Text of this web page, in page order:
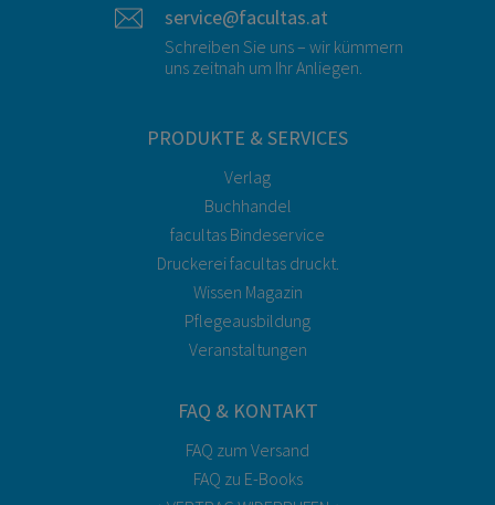
service@facultas.at
Schreiben Sie uns – wir kümmern
uns zeitnah um Ihr Anliegen.
PRODUKTE & SERVICES
Verlag
Buchhandel
facultas Bindeservice
Druckerei facultas druckt.
Wissen Magazin
Pflegeausbildung
Veranstaltungen
FAQ & KONTAKT
FAQ zum Versand
FAQ zu E-Books